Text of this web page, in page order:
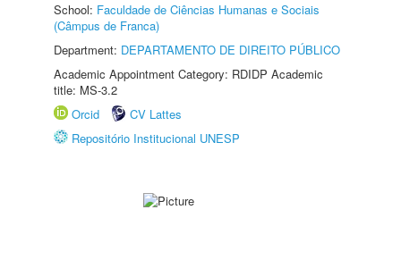
School: Faculdade de Ciências Humanas e Sociais
(Câmpus de Franca)
Department: DEPARTAMENTO DE DIREITO PÚBLICO
Academic Appointment Category: RDIDP Academic
title: MS-3.2
Orcid
CV Lattes
Repositório Institucional UNESP